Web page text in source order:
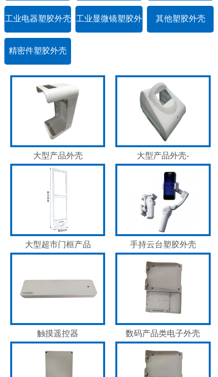
工业电器塑胶外壳 工业显微镜塑胶外 其他塑胶外壳
精密件塑胶外壳
大型产品外壳 大型产品外壳-
大型超市门框产品 手持云台塑胶外壳
触摸遥控器 数码产品类电子外壳